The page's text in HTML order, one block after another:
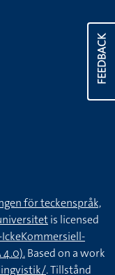
FEEDBACK
för teckenspråk,
is licensed
4.0).Based on a work
. Tillstånd